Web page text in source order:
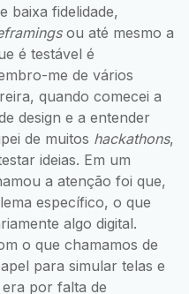
baixa fidelidade,
ou até mesmo a
é testável é
me de vários
quando comecei a
design e a entender
de muitos hackathons,
ideias. Em um
a atenção foi que,
específico, o que
algo digital.
o que chamamos de
para simular telas e
por falta de